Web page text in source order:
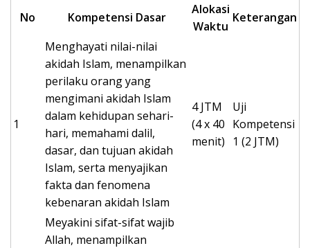
No Kompetensi Dasar
Alokasi
Waktu
Keterangan
1
Menghayati nilai-nilai
akidah Islam, menampilkan
perilaku orang yang
mengimani akidah Islam
dalam kehidupan sehari-
hari, memahami dalil,
dasar, dan tujuan akidah
Islam, serta menyajikan
fakta dan fenomena
kebenaran akidah Islam
4 JTM
(4 x 40
menit)
Uji
Kompetensi
1 (2 JTM)
Meyakini sifat-sifat wajib
Allah, menampilkan